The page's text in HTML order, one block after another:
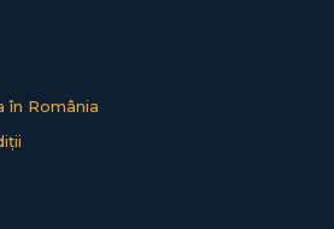
în România